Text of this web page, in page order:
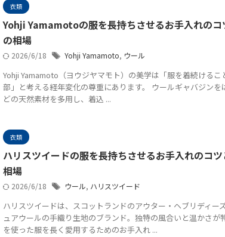
衣類
Yohji Yamamotoの服を長持ちさせるお手入れのコ
の相場
2026/6/18 Yohji Yamamoto, ウール
Yohji Yamamoto（ヨウジヤマモト）の美学は「服を着続ける
部」と考える経年変化の尊重にあります。 ウールギャバジン
どの天然素材を多用し、着込 ...
衣類
ハリスツイードの服を長持ちさせるお手入れのコ
相場
2026/6/18 ウール, ハリスツイード
ハリスツイードは、スコットランドのアウター・ヘブリディー
ュアウールの手織り生地のブランド。独特の風合いと温かさが
を使った服を長く愛用するためのお手入れ ...